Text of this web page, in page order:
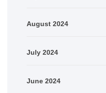
August 2024
July 2024
June 2024